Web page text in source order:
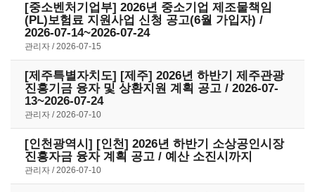
[중소벤처기업부] 2026년 중소기업 제조물책임
(PL)보험료 지원사업 신청 공고(6월 가입자) /
2026-07-14~2026-07-24
관리자 2026-07-15
[제주특별자치도] [제주] 2026년 하반기 제주관광
진흥기금 융자 및 상환지원 계획 공고 / 2026-07-
13~2026-07-24
관리자 2026-07-10
[인천광역시] [인천] 2026년 하반기 소상공인시장
진흥자금 융자 계획 공고 / 예산 소진시까지
관리자 2026-07-10